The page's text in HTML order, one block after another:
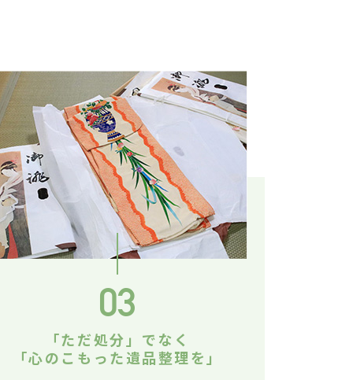
03
「ただ処分」でなく
「心のこもった遺品整理を」